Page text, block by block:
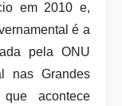
em 2010 e,
é a
pela ONU
nas Grandes
acontece